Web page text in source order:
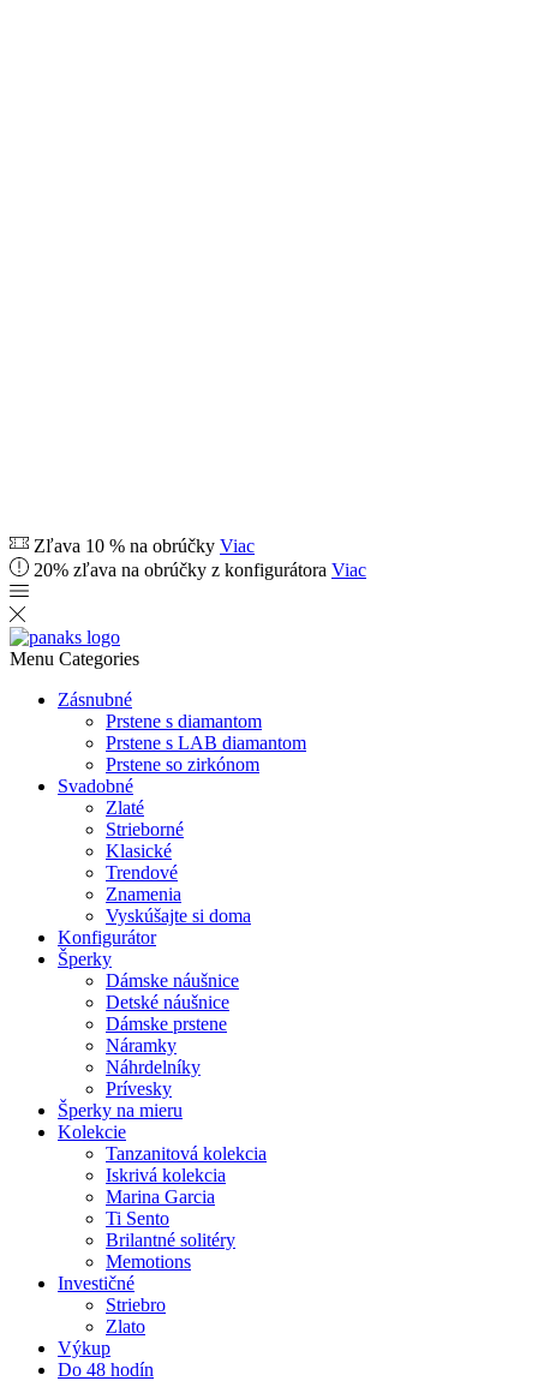
Zľava 10 % na obrúčky Viac
20% zľava na obrúčky z konfigurátora Viac
Menu Categories
Zásnubné
Prstene s diamantom
Prstene s LAB diamantom
Prstene so zirkónom
Svadobné
Zlaté
Strieborné
Klasické
Trendové
Znamenia
Vyskúšajte si doma
Konfigurátor
Šperky
Dámske náušnice
Detské náušnice
Dámske prstene
Náramky
Náhrdelníky
Prívesky
Šperky na mieru
Kolekcie
Tanzanitová kolekcia
Iskrivá kolekcia
Marina Garcia
Ti Sento
Brilantné solitéry
Memotions
Investičné
Striebro
Zlato
Výkup
Do 48 hodín